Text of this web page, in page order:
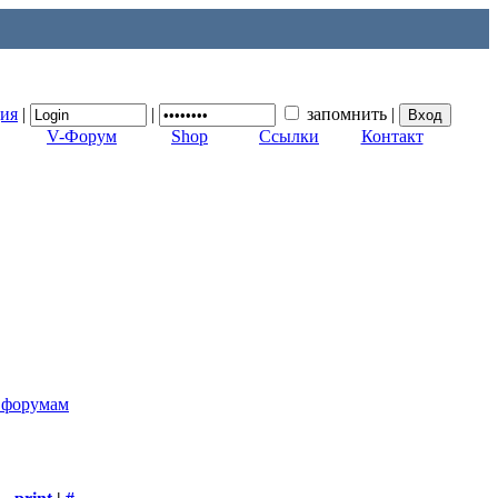
| | запомнить |
V-Форум Shop Ссылки Контакт
форумам